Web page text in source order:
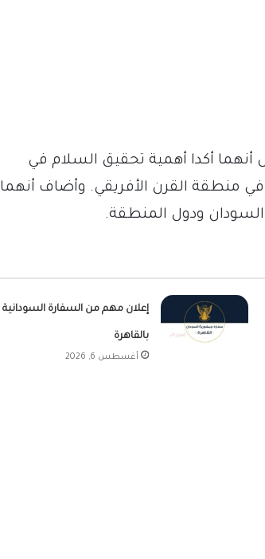
أكدا أهمية تحقيق السلام في
منطقة القرن الأفريقي. وأضاف أنهما
إعلان مهم من السفارة السودانية
بالقاهرة
أغسطس 6, 2026